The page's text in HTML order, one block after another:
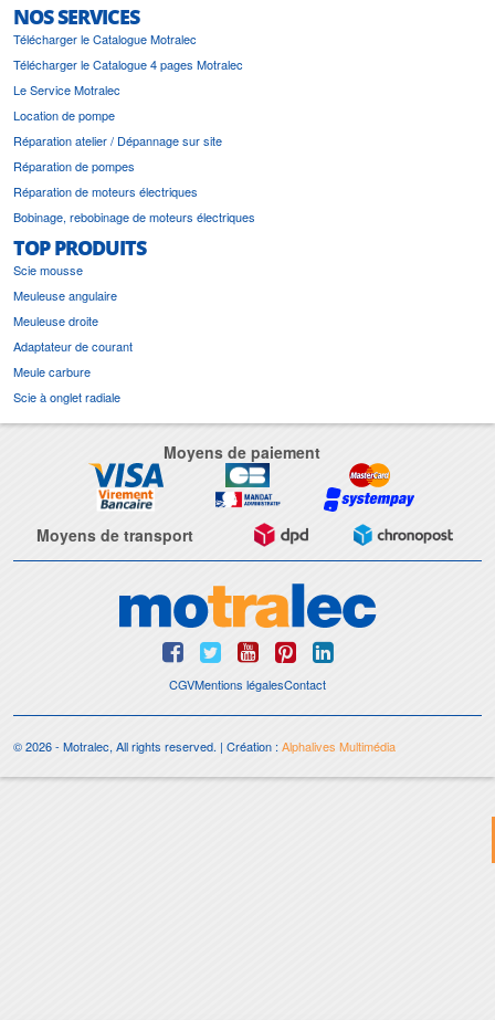
NOS SERVICES
Télécharger le Catalogue Motralec
Télécharger le Catalogue 4 pages Motralec
Le Service Motralec
Location de pompe
Réparation atelier / Dépannage sur site
Réparation de pompes
Réparation de moteurs électriques
Bobinage, rebobinage de moteurs électriques
TOP PRODUITS
Scie mousse
Meuleuse angulaire
Meuleuse droite
Adaptateur de courant
Meule carbure
Scie à onglet radiale
Moyens de paiement
Moyens de transport
CGVMentions légalesContact
© 2026 - Motralec, All rights reserved. | Création :Alphalives Multimédia